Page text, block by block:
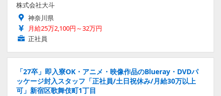
株式会社大斗
神奈川県
月給25万2,100円～32万円
正社員
「27卒」即入寮OK・アニメ・映像作品のBlueray・DVDパ
ッケージ封入スタッフ「正社員/土日祝休み/月給30万以上
可」新宿区歌舞伎町1丁目